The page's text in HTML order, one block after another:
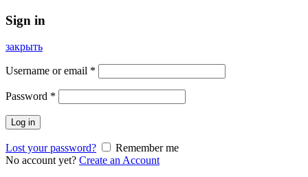
Sign in
закрыть
Username or email *
Password *
Log in
Lost your password?
Remember me
No account yet? Create an Account